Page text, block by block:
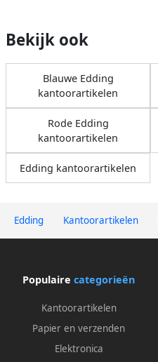
Edding Kantoorartikelen
Bekijk ook
Blauwe Edding
kantoorartikelen
Rode Edding
kantoorartikelen
Edding kantoorartikelen
Populaire categorieën
Kantoorartikelen
Papier en verzenden
Elektronica